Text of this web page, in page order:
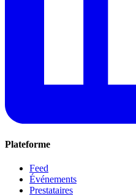
Plateforme
Feed
Événements
Prestataires